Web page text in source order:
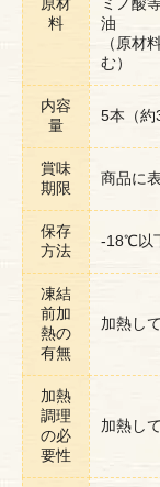
料
油
（原材
む）
内容
量
5本（約
賞味
期限
商品に
保存
方法
-18℃以
凍結
前加
熱の
有無
加熱し
加熱
調理
の必
要性
加熱し